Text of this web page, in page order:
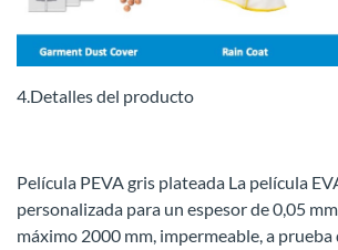
4.Detalles del producto
Película PEVA gris plateada La película
personalizada para un espesor de 0,05
máximo 2000 mm, impermeable, a prueba